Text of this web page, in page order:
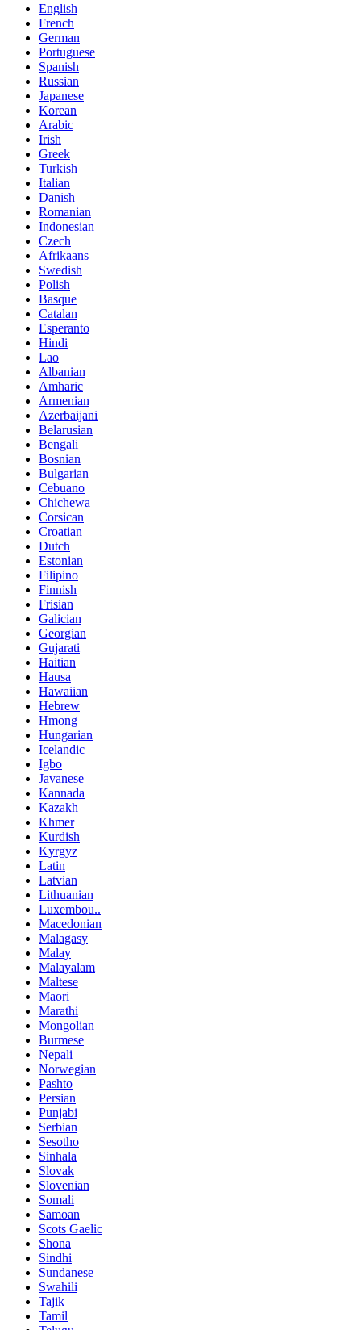
English
French
German
Portuguese
Spanish
Russian
Japanese
Korean
Arabic
Irish
Greek
Turkish
Italian
Danish
Romanian
Indonesian
Czech
Afrikaans
Swedish
Polish
Basque
Catalan
Esperanto
Hindi
Lao
Albanian
Amharic
Armenian
Azerbaijani
Belarusian
Bengali
Bosnian
Bulgarian
Cebuano
Chichewa
Corsican
Croatian
Dutch
Estonian
Filipino
Finnish
Frisian
Galician
Georgian
Gujarati
Haitian
Hausa
Hawaiian
Hebrew
Hmong
Hungarian
Icelandic
Igbo
Javanese
Kannada
Kazakh
Khmer
Kurdish
Kyrgyz
Latin
Latvian
Lithuanian
Luxembou..
Macedonian
Malagasy
Malay
Malayalam
Maltese
Maori
Marathi
Mongolian
Burmese
Nepali
Norwegian
Pashto
Persian
Punjabi
Serbian
Sesotho
Sinhala
Slovak
Slovenian
Somali
Samoan
Scots Gaelic
Shona
Sindhi
Sundanese
Swahili
Tajik
Tamil